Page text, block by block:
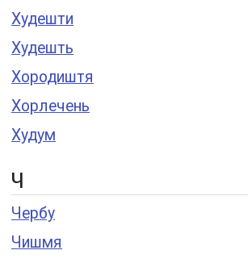
Худешти
Худешть
Хородиштя
Хорлечень
Худум
Ч
Чербу
Чишмя